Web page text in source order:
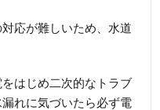
応が難しいため、水道
はじめ二次的なトラブ
れに気づいたら必ず電